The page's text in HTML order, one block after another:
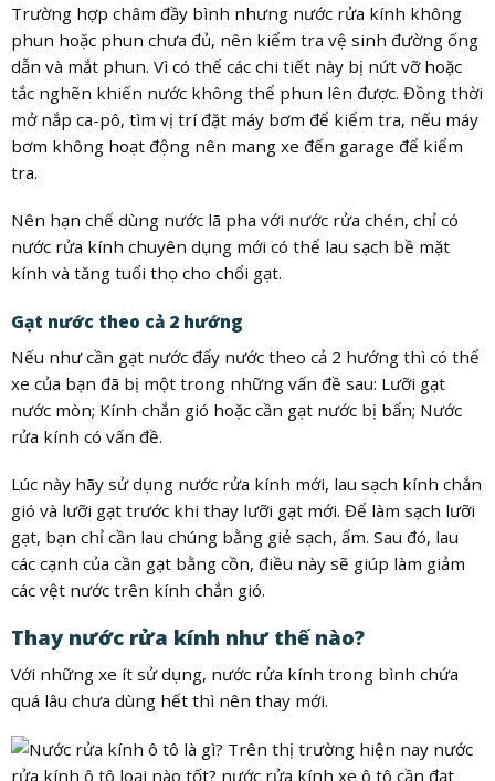
Trường hợp châm đầy bình nhưng nước rửa kính không
phun hoặc phun chưa đủ, nên kiểm tra vệ sinh đường ống
dẫn và mắt phun. Vì có thể các chi tiết này bị nứt vỡ hoặc
tắc nghẽn khiến nước không thể phun lên được. Đồng thời
mở nắp ca-pô, tìm vị trí đặt máy bơm để kiểm tra, nếu máy
bơm không hoạt động nên mang xe đến garage để kiểm
tra.
Nên hạn chế dùng nước lã pha với nước rửa chén, chỉ có
nước rửa kính chuyên dụng mới có thể lau sạch bề mặt
kính và tăng tuổi thọ cho chổi gạt.
Gạt nước theo cả 2 hướng
Nếu như cần gạt nước đẩy nước theo cả 2 hướng thì có thể
xe của bạn đã bị một trong những vấn đề sau: Lưỡi gạt
nước mòn; Kính chắn gió hoặc cần gạt nước bị bẩn; Nước
rửa kính có vấn đề.
Lúc này hãy sử dụng nước rửa kính mới, lau sạch kính chắn
gió và lưỡi gạt trước khi thay lưỡi gạt mới. Để làm sạch lưỡi
gạt, bạn chỉ cần lau chúng bằng giẻ sạch, ẩm. Sau đó, lau
các cạnh của cần gạt bằng cồn, điều này sẽ giúp làm giảm
các vệt nước trên kính chắn gió.
Thay nước rửa kính như thế nào?
Với những xe ít sử dụng, nước rửa kính trong bình chứa
quá lâu chưa dùng hết thì nên thay mới.